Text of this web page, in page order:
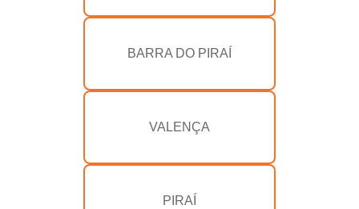
BARRA DO PIRAÍ
VALENÇA
PIRAÍ